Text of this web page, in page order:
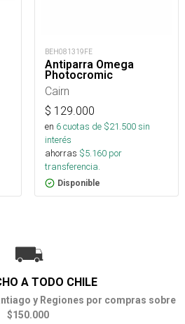
BEH081319FE
Antiparra Omega
Photocromic
Cairn
$ 129.000
en 6cuotas de $21.500sin
interés
ahorras $5.160 por
transferencia.
Disponible
A TODO CHILE
y Regiones por compras sobre
$150.000